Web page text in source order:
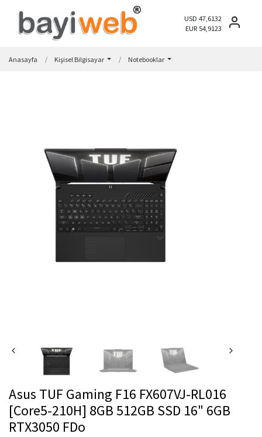
USD 47,6132
EUR 54,9123
Anasayfa Kişisel Bilgisayar Notebooklar
Asus TUF Gaming F16 FX607VJ-RL016
[Core5-210H] 8GB 512GB SSD 16" 6GB
RTX3050 FDo